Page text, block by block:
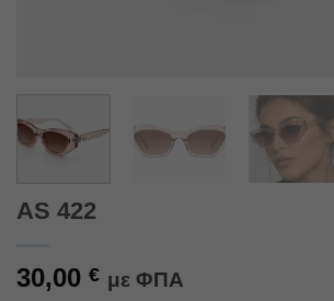
AS 422
30,00 € με ΦΠΑ